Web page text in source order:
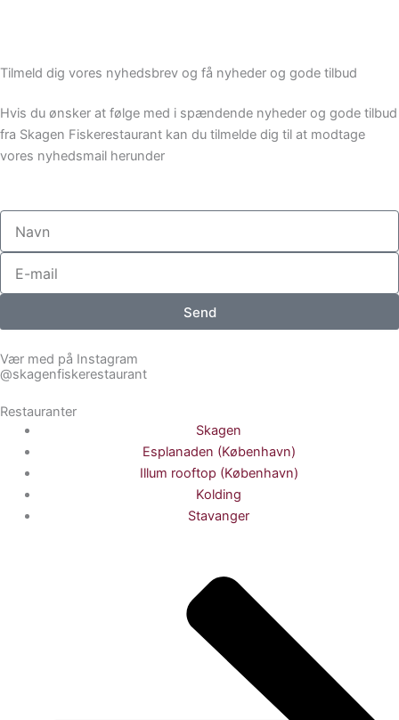
Tilmeld dig vores nyhedsbrev og få nyheder og gode tilbud
Hvis du ønsker at følge med i spændende nyheder og gode tilbud
fra Skagen Fiskerestaurant kan du tilmelde dig til at modtage
vores nyhedsmail herunder
Navn
E-
mail
Send
Vær med på Instagram
@skagenfiskerestaurant
Restauranter
Skagen
Esplanaden (København)
Illum rooftop (København)
Kolding
Stavanger